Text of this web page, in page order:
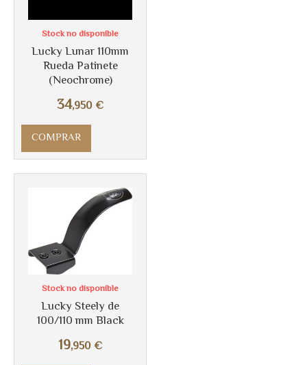
Lucky Lunar 110mm
Rueda Patinete
(Neochrome)
34,950 €
Stock no disponible
COMPRAR
Lucky Steely de
100/110 mm Black
19,950 €
Stock no disponible